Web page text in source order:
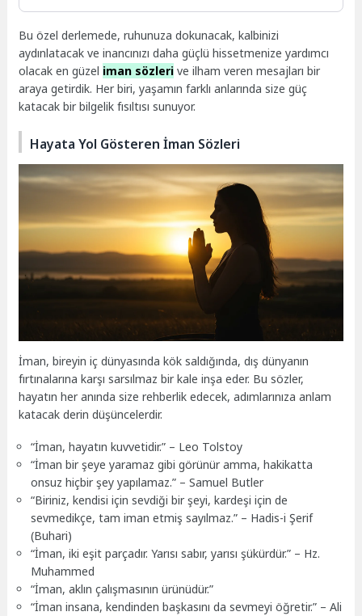
Bu özel derlemede, ruhunuza dokunacak, kalbinizi
aydınlatacak ve inancınızı daha güçlü hissetmenize yardımcı
olacak en güzel iman sözleri ve ilham veren mesajları bir
araya getirdik. Her biri, yaşamın farklı anlarında size güç
katacak bir bilgelik fısıltısı sunuyor.
Hayata Yol Gösteren İman Sözleri
İman, bireyin iç dünyasında kök saldığında, dış dünyanın
fırtınalarına karşı sarsılmaz bir kale inşa eder. Bu sözler,
hayatın her anında size rehberlik edecek, adımlarınıza anlam
katacak derin düşüncelerdir.
“İman, hayatın kuvvetidir.” – Leo Tolstoy
“İman bir şeye yaramaz gibi görünür amma, hakikatta
onsuz hiçbir şey yapılamaz.” – Samuel Butler
“Biriniz, kendisi için sevdiği bir şeyi, kardeşi için de
sevmedikçe, tam iman etmiş sayılmaz.” – Hadis-i Şerif
(Buhari)
“İman, iki eşit parçadır. Yarısı sabır, yarısı şükürdür.” – Hz.
Muhammed
“İman, aklın çalışmasının ürünüdür.”
“İman insana, kendinden başkasını da sevmeyi öğretir.” – Ali